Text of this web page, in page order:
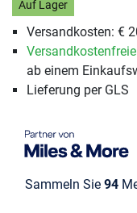
Auf Lager
Versandkosten: €
ab einem
Lieferung per GLS
Sammeln Sie 94